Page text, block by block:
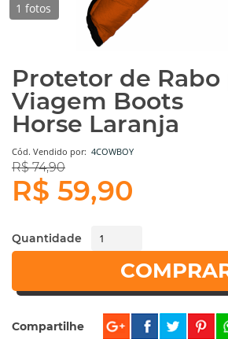
1 fotos
Protetor de Rabo
Viagem Boots
Horse Laranja
Cód. Vendido por: 4COWBOY
R$ 74,90
R$ 59,90
Quantidade
Compartilhe